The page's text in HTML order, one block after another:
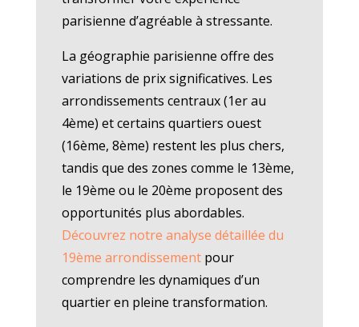
parisienne d’agréable à stressante.
La géographie parisienne offre des
variations de prix significatives. Les
arrondissements centraux (1er au
4ème) et certains quartiers ouest
(16ème, 8ème) restent les plus chers,
tandis que des zones comme le 13ème,
le 19ème ou le 20ème proposent des
opportunités plus abordables.
Découvrez notre analyse détaillée du
19ème arrondissementpour
comprendre les dynamiques d’un
quartier en pleine transformation.